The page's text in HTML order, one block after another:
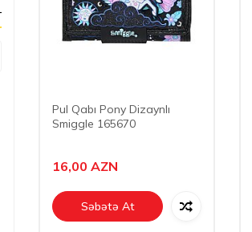
Pul Qabı Pony Dizaynlı
Smiggle 165670
16,00 AZN
Səbətə At